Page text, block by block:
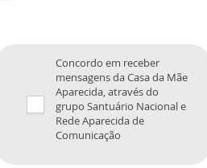
Concordo em receber
mensagens da Casa da Mãe
Aparecida, através do
grupo Santuário Nacional e
Rede Aparecida de
Comunicação